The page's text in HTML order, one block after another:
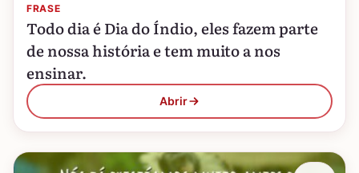
FRASE
Todo dia é Dia do Índio, eles fazem parte
de nossa história e tem muito a nos
ensinar.
Abrir